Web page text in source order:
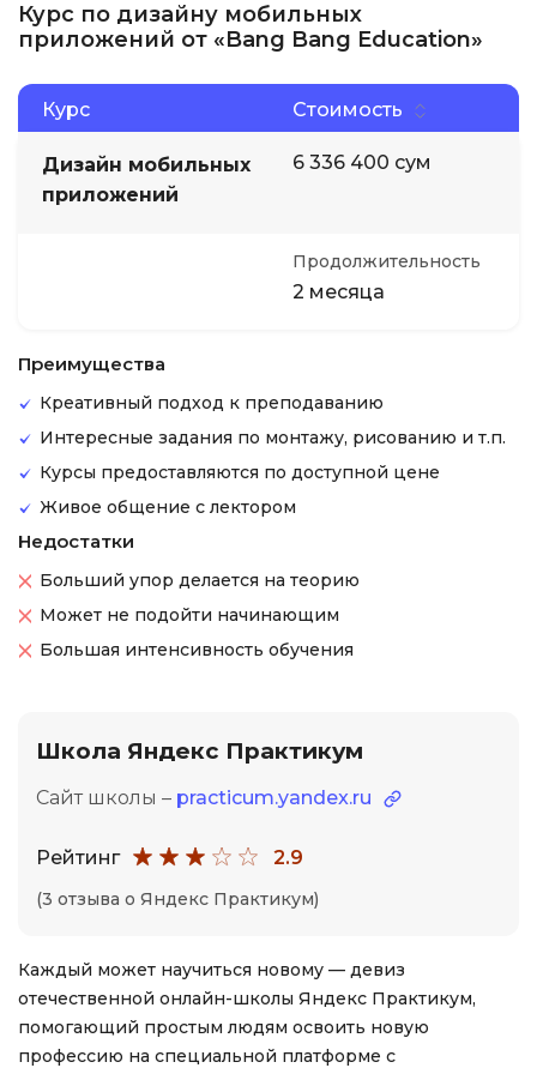
Курс по дизайну мобильных
приложений от «Bang Bang Education»
Курс Стоимость
Дизайн мобильных
приложений
6 336 400 сум
Продолжительность
2 месяца
Преимущества
Креативный подход к преподаванию
Интересные задания по монтажу, рисованию и т.п.
Курсы предоставляются по доступной цене
Живое общение с лектором
Недостатки
Больший упор делается на теорию
Может не подойти начинающим
Большая интенсивность обучения
Школа Яндекс Практикум
Сайт школы – practicum.yandex.ru
Рейтинг 2.9
(3 отзыва о Яндекс Практикум)
Каждый может научиться новому — девиз
отечественной онлайн-школы Яндекс Практикум,
помогающий простым людям освоить новую
профессию на специальной платформе с